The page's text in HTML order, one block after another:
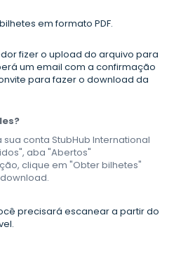
em formato PDF.
fizer o upload do arquivo para
um email com a confirmação
para fazer o download da
sua conta StubHub International
aba "Abertos"
clique em "Obter bilhetes"
precisará escanear a partir do